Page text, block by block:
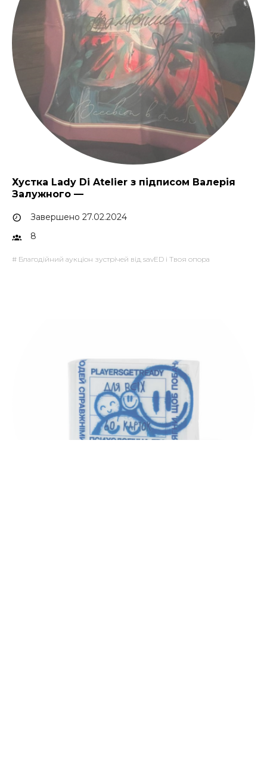
Хустка Lady Di Atelier з підписом Валерія
Залужного —
Завершено 27.02.2024
8
# Благодійний аукціон зустрічей від savED і Твоя опора